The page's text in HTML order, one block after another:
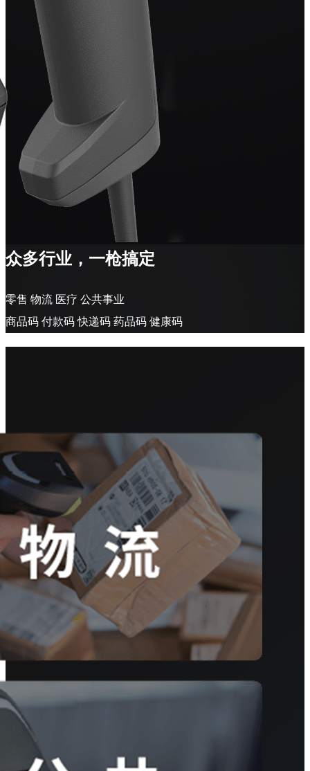
众多行业，一枪搞定
零售 物流 医疗 公共事业
商品码 付款码 快递码 药品码 健康码